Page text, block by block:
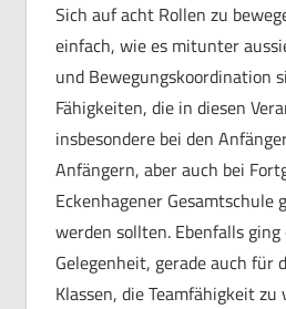
Sich auf acht Rollen zu
einfach, wie es mitunter
und Bewegungskoordination
Fähigkeiten, die in diesen
insbesondere bei den
Anfängern, aber auch bei
Eckenhagener
werden sollten. Ebenfalls
Gelegenheit, gerade auch für
Klassen, die Teamfähigkeit